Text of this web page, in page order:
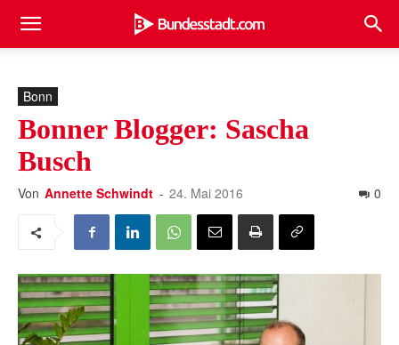
Bonn
Bonner Blogger: Sascha
Busch
Von Annette Schwindt - 24. Mai 2016 0